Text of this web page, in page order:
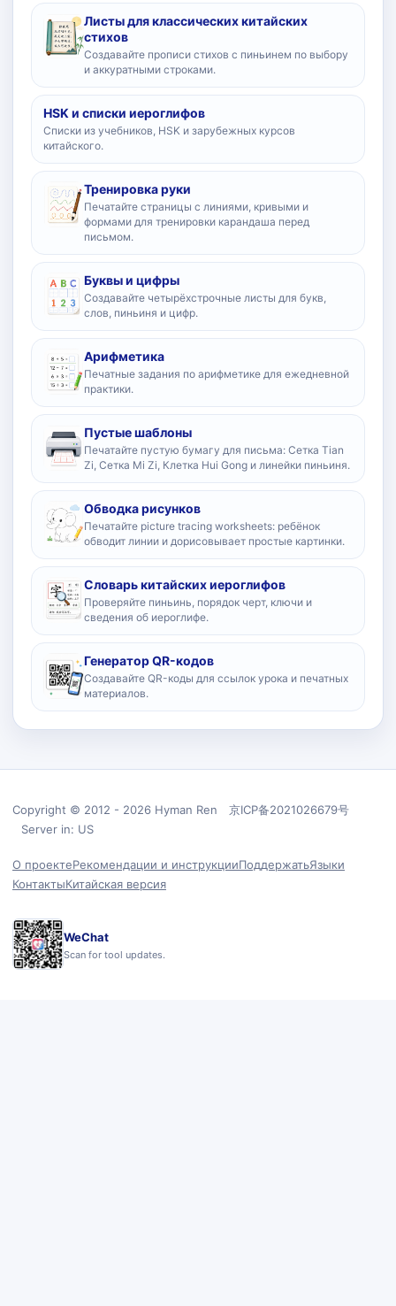
Листы для классических китайских
стихов
Создавайте прописи стихов с пиньинем по выбору
и аккуратными строками.
HSK и списки иероглифов
Списки из учебников, HSK и зарубежных курсов
китайского.
Тренировка руки
Печатайте страницы с линиями, кривыми и
формами для тренировки карандаша перед
письмом.
Буквы и цифры
Создавайте четырёхстрочные листы для букв,
слов, пиньиня и цифр.
Арифметика
Печатные задания по арифметике для ежедневной
практики.
Пустые шаблоны
Печатайте пустую бумагу для письма: Сетка Tian
Zi, Сетка Mi Zi, Клетка Hui Gong и линейки пиньиня.
Обводка рисунков
Печатайте picture tracing worksheets: ребёнок
обводит линии и дорисовывает простые картинки.
Словарь китайских иероглифов
Проверяйте пиньинь, порядок черт, ключи и
сведения об иероглифе.
Генератор QR-кодов
Создавайте QR-коды для ссылок урока и печатных
материалов.
Copyright © 2012 - 2026 Hyman Ren 京ICP备2021026679号
Server in: US
О проектеРекомендации и инструкцииПоддержатьЯзыки
КонтактыКитайская версия
WeChat
Scan for tool updates.